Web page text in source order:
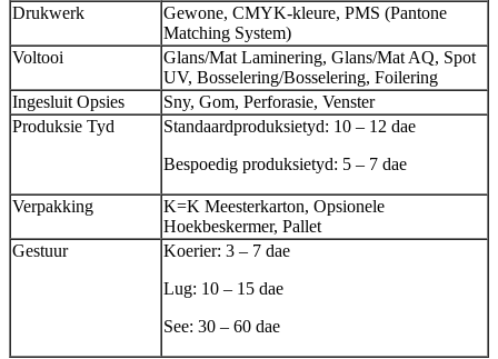
Drukwerk
Gewone, CMYK-kleure, PMS (Pantone
Matching System)
Voltooi
Glans/Mat Laminering, Glans/Mat AQ, Spot
UV, Bosselering/Bosselering, Foilering
Ingesluit Opsies
Sny, Gom, Perforasie, Venster
Produksie Tyd
Standaardproduksietyd: 10 – 12 dae
Bespoedig produksietyd: 5 – 7 dae
Verpakking
K=K Meesterkarton, Opsionele
Hoekbeskermer, Pallet
Gestuur
Koerier: 3 – 7 dae
Lug: 10 – 15 dae
See: 30 – 60 dae